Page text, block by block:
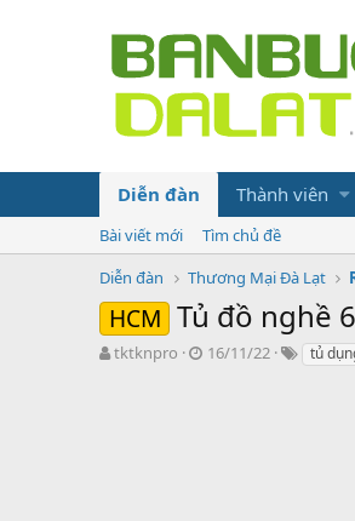
Diễn đàn Thành viên
Bài viết mới
Tìm chủ đề
Diễn đàn
Thương Mại Đà Lạt
HCM Tủ đồ nghề
N
tktknpro
N
16/11/22
Ttủ